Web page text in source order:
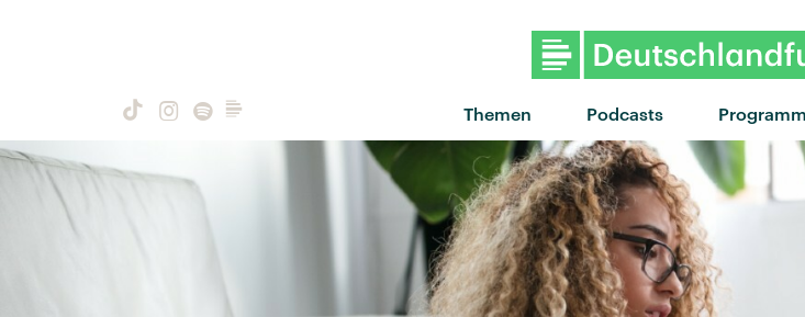
Themen Podcasts Programm